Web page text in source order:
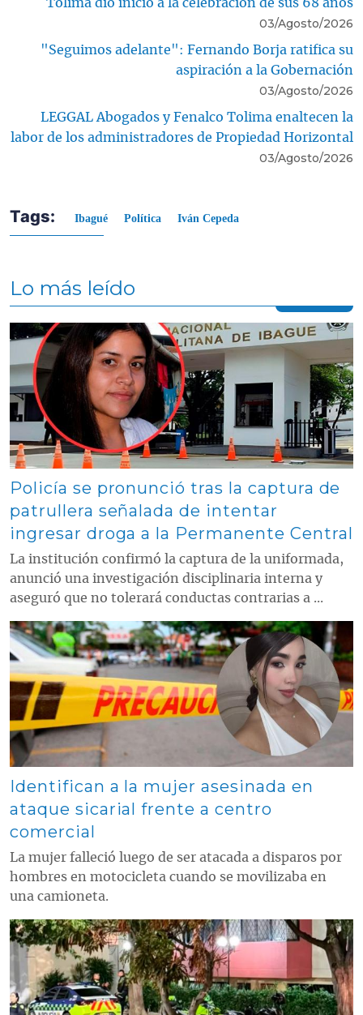
Tolima dio inicio a la celebración de sus 68 años
03/Agosto/2026
"Seguimos adelante": Fernando Borja ratifica su
aspiración a la Gobernación
03/Agosto/2026
LEGGAL Abogados y Fenalco Tolima enaltecen la
labor de los administradores de Propiedad Horizontal
03/Agosto/2026
Tags: Ibagué Política Iván Cepeda
Lo más leído
Contenido multimedia principal
Policía se pronunció tras la captura de
patrullera señalada de intentar
ingresar droga a la Permanente Central
La institución confirmó la captura de la uniformada,
anunció una investigación disciplinaria interna y
aseguró que no tolerará conductas contrarias a ...
Contenido multimedia principal
Identifican a la mujer asesinada en
ataque sicarial frente a centro
comercial
La mujer falleció luego de ser atacada a disparos por
hombres en motocicleta cuando se movilizaba en
una camioneta.
Contenido multimedia principal